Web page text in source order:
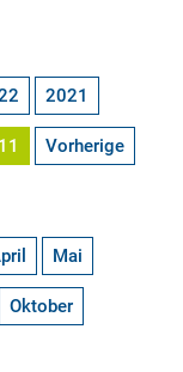
2021
Vorherige
Mai
Oktober